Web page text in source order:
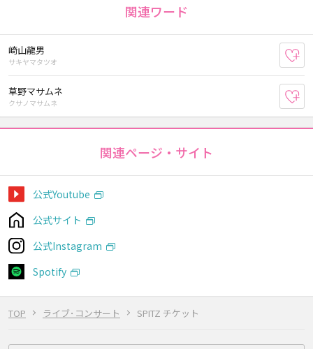
TOP ライブ･コンサート SPITZ チケット
関連ワード
崎山龍男
サキヤマタツオ
草野マサムネ
クサノマサムネ
関連ページ・サイト
公式Youtube
公式サイト
公式Instagram
Spotify